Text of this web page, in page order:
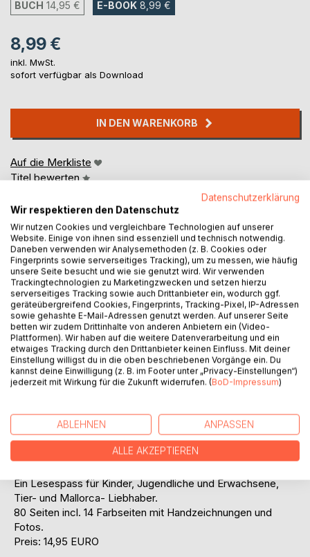
BUCH 14,95 € E-BOOK 8,99 €
8,99 €
inkl. MwSt.
sofort verfügbar als Download
IN DEN WARENKORB
Auf die Merkliste
Titel bewerten
BESCHREIBUNG
Der Autor Werner R.C. Heinecke erzählt die Abenteuer der
Quietscheente BAT.
BAT treibt mit einigen Tausend Plastikspielzeugfiguren
nach einem Containerschiffunfall über die Weltmeere. BAT
und einige seiner Freude gelangen nach etlichen Jahren
Die siebenjährige LUCI findet BAT und eine lebhafte
Freundschaft beginnt.
Das 6. Buchprojekt des Autors Werner RC Heinecke ist
Ein Lesespass für Kinder, Jugendliche und Erwachsene,
Tier- und Mallorca- Liebhaber.
80 Seiten incl. 14 Farbseiten mit Handzeichnungen und
Fotos.
Preis: 14,95 EURO
Datenschutzerklärung
Wir respektieren den Datenschutz
Wir nutzen Cookies und vergleichbare Technologien auf unserer
Website. Einige von ihnen sind essenziell und technisch notwendig.
Daneben verwenden wir Analysemethoden (z. B. Cookies oder
Fingerprints sowie serverseitiges Tracking), um zu messen, wie häufig
unsere Seite besucht und wie sie genutzt wird. Wir verwenden
Trackingtechnologien zu Marketingzwecken und setzen hierzu
serverseitiges Tracking sowie auch Drittanbieter ein, wodurch ggf.
geräteübergreifend Cookies, Fingerprints, Tracking-Pixel, IP-Adressen
sowie gehashte E-Mail-Adressen genutzt werden. Auf unserer Seite
betten wir zudem Drittinhalte von anderen Anbietern ein (Video-
Plattformen). Wir haben auf die weitere Datenverarbeitung und ein
etwaiges Tracking durch den Drittanbieter keinen Einfluss. Mit deiner
Einstellung willigst du in die oben beschriebenen Vorgänge ein. Du
kannst deine Einwilligung (z. B. im Footer unter „Privacy-Einstellungen“)
jederzeit mit Wirkung für die Zukunft widerrufen. (BoD-Impressum)
ABLEHNEN ANPASSEN
ALLE AKZEPTIEREN